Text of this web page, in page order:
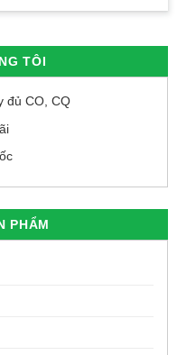
TÔI
đủ CO, CQ
PHẨM